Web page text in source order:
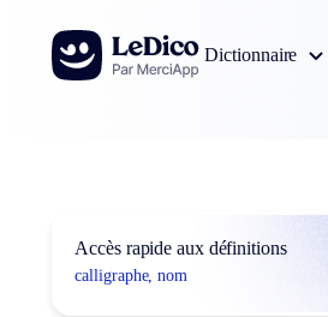
Aller au contenu
Dictionnaire
Accès rapide aux définitions
calligraphe, nom